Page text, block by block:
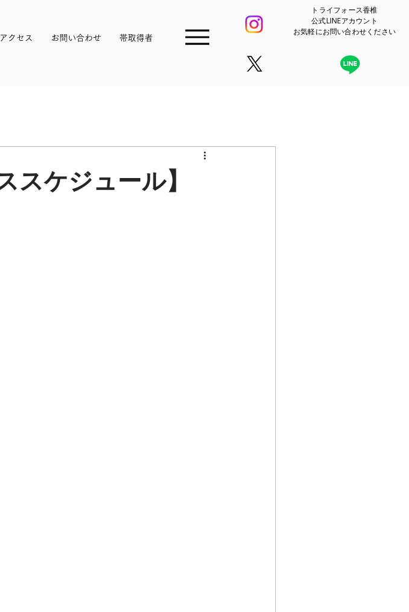
アクセス お問い合わせ 帯取得者
​トライフォース香椎
公式LINEアカウント
​お気軽にお問い合わせください
スケジュール】